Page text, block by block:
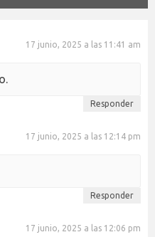
17 junio, 2025 a las 11:41 am
Responder
17 junio, 2025 a las 12:14 pm
Responder
17 junio, 2025 a las 12:06 pm